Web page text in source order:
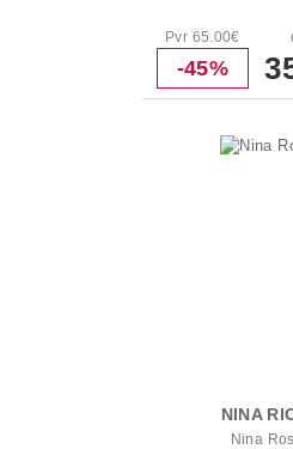
Pvr 65.00€
-45%
NINA
Nina